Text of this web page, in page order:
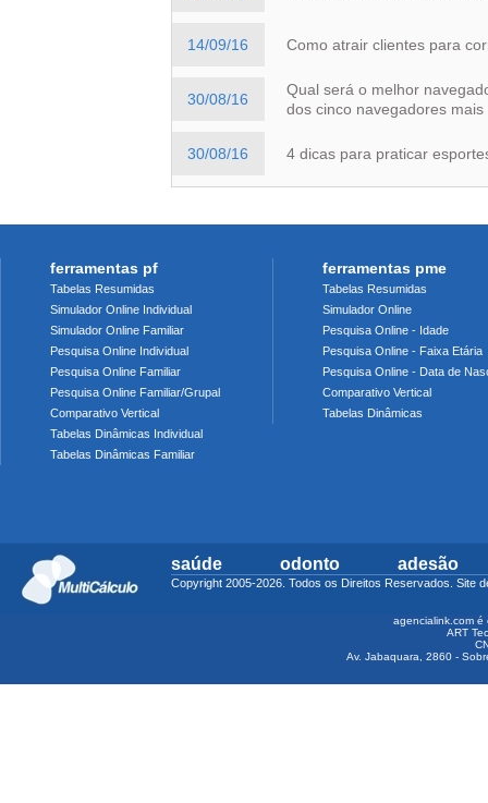
14/09/16 Como atrair clientes para
30/08/16
Qual será o melhor
dos cinco navegadores mais
30/08/16 4 dicas para praticar
ferramentas pf
Tabelas Resumidas
Simulador Online Individual
Simulador Online Familiar
Pesquisa Online Individual
Pesquisa Online Familiar
Pesquisa Online Familiar/Grupal
Comparativo Vertical
Tabelas Dinâmicas Individual
Tabelas Dinâmicas Familiar
ferramentas pme
Tabelas Resumidas
Simulador Online
Pesquisa Online - Idade
Pesquisa Online - Faixa Etária
Pesquisa Online - Data de
Comparativo Vertical
Tabelas Dinâmicas
saúde odonto adesão
Copyright 2005-2026. Todos os Direitos Reservados. Site
agencialink.com
ART
Av. Jabaquara, 2860 -